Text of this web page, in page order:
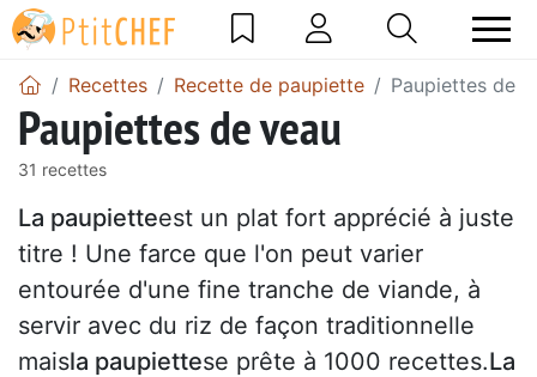
Recettes Recette de paupiette Paupiettes de
Paupiettes de veau
31 recettes
La paupietteest un plat fort apprécié à juste
titre ! Une farce que l'on peut varier
entourée d'une fine tranche de viande, à
servir avec du riz de façon traditionnelle
maisla paupiettese prête à 1000 recettes.La